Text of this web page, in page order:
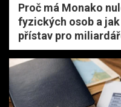
Proč má Monako
fyzických osob a
přístav pro